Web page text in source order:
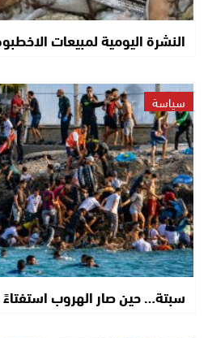
النشرة اليومية لمبيعات الاخطبوط ليوم
سياسة
سبتة… حين صار الهروب